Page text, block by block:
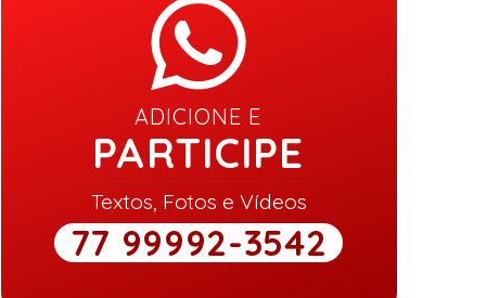
ADICIONE E
PARTICIPE
Textos, Fotos e Vídeos
77 99992-3542